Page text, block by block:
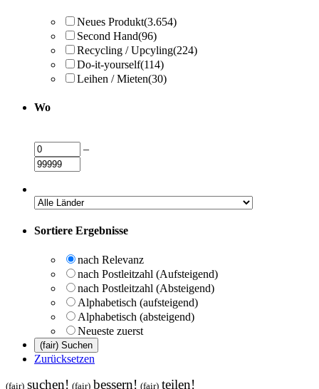
Neues Produkt(3.654)
Second Hand(96)
Recycling / Upcyling(224)
Do-it-yourself(114)
Leihen / Mieten(30)
Wo
–
Sortiere Ergebnisse
nach Relevanz
nach Postleitzahl (Aufsteigend)
nach Postleitzahl (Absteigend)
Alphabetisch (aufsteigend)
Alphabetisch (absteigend)
Neueste zuerst
Zurücksetzen
(fair) suchen! (fair) bessern! (fair) teilen!